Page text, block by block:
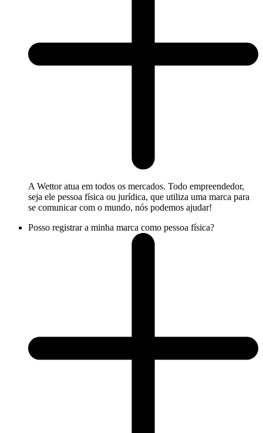
A Wettor atua em todos os mercados. Todo empreendedor,
seja ele pessoa física ou jurídica, que utiliza uma marca para
se comunicar com o mundo, nós podemos ajudar!
Posso registrar a minha marca como pessoa física?